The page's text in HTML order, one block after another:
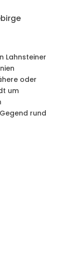
Lahnsteiner
oder
um
rund